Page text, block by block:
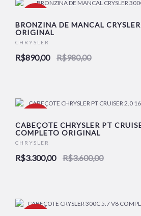
BRONZINA DE MANCAL
ORIGINAL
CHRYSLER
R$890,00 R$980,00
CABEÇOTE CHRYSLER PT
COMPLETO ORIGINAL
CHRYSLER
R$3.300,00 R$3.600,00